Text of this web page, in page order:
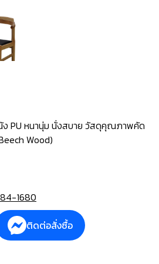
ง PU หนานุ่ม นั่งสบาย วัสดุคุณภาพคัด
Wood)
1680
ติดต่อสั่งซื้อ